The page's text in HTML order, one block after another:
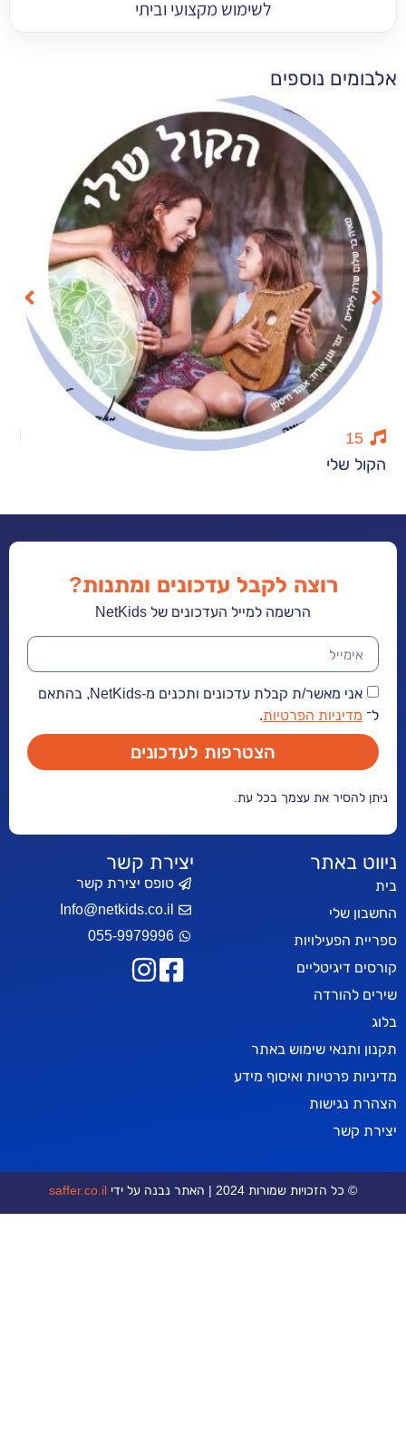
לשימוש מקצועי וביתי
נוספים
שימוש באתר
ואיסוף מידע
רוצה לקבל עדכונים ומתנות?
הרשמה למייל העדכונים של NetKids
אני מאשר/ת קבלת עדכונים ותכנים מ-NetKids, בהתאם
הפרטיות.
הצטרפות לעדכונים
את עצמך בכל עת.
יצירת קשר
טופס יצירת קשר
Info@netkids.co.il
055-9979996
שמורות 2024 | האתר נבנה על ידי saffer.co.il